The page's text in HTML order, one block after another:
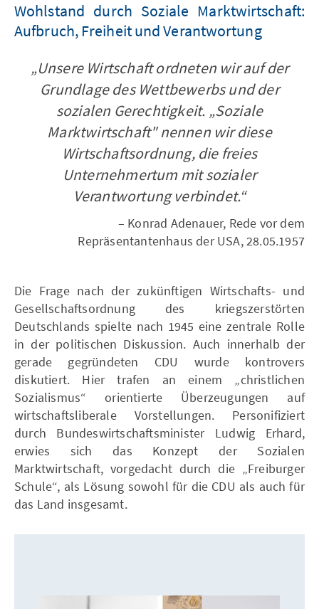
Wohlstand durch Soziale Marktwirtschaft:
Aufbruch, Freiheit und Verantwortung
„Unsere Wirtschaft ordneten wir auf der
Grundlage des Wettbewerbs und der
sozialen Gerechtigkeit. „Soziale
Marktwirtschaft" nennen wir diese
Wirtschaftsordnung, die freies
Unternehmertum mit sozialer
Verantwortung verbindet.“
– Konrad Adenauer, Rede vor dem
Repräsentantenhaus der USA, 28.05.1957
Die Frage nach der zukünftigen Wirtschafts- und
Gesellschaftsordnung des kriegszerstörten
Deutschlands spielte nach 1945 eine zentrale Rolle
in der politischen Diskussion. Auch innerhalb der
gerade gegründeten CDU wurde kontrovers
diskutiert. Hier trafen an einem „christlichen
Sozialismus“ orientierte Überzeugungen auf
wirtschaftsliberale Vorstellungen. Personifiziert
durch Bundeswirtschaftsminister Ludwig Erhard,
erwies sich das Konzept der Sozialen
Marktwirtschaft, vorgedacht durch die „Freiburger
Schule“, als Lösung sowohl für die CDU als auch für
das Land insgesamt.